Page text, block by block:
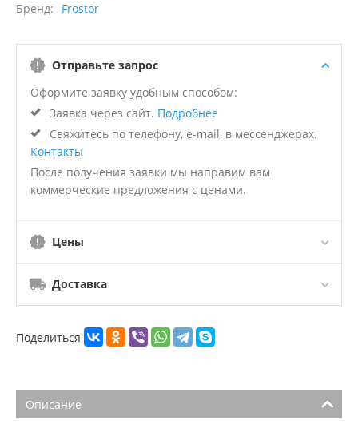
Бренд
Frostor
Отправьте запрос
Оформите заявку удобным способом:
Заявка через сайт. Подробнее
Свяжитесь по телефону, e-mail, в мессенджерах.
Контакты
После получения заявки мы направим вам
коммерческие предложения с ценами.
Цены
Доставка
Поделиться
Описание